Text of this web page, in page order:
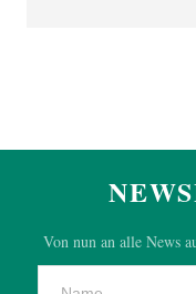
Von nun an alle News